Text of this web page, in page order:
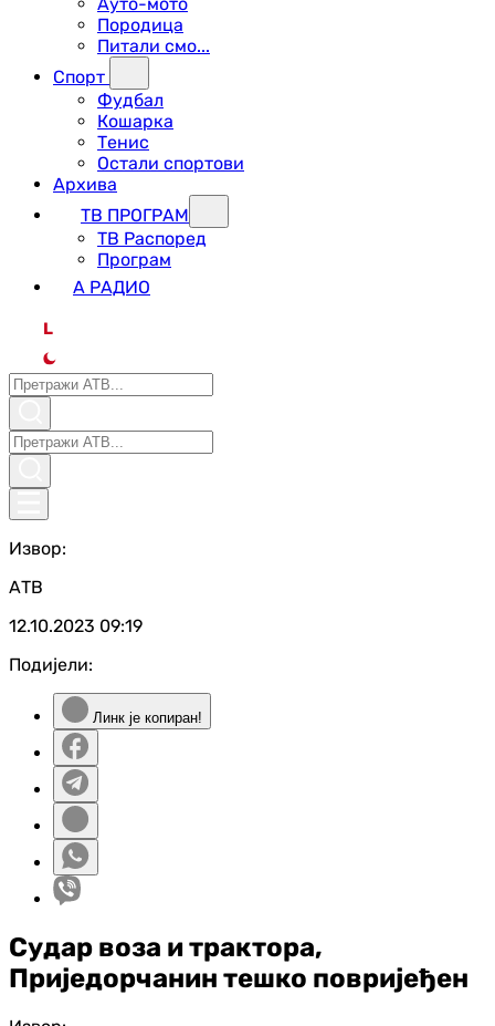
Породица
Питали смо...
Спорт
Фудбал
Кошарка
Тенис
Остали спортови
Архива
ТВ ПРОГРАМ
ТВ Распоред
Програм
А РАДИО
L
Извор:
АТВ
12.10.2023 09:19
Подијели:
Линк је копиран!
Судар воза и трактора,
Приједорчанин тешко повријеђен